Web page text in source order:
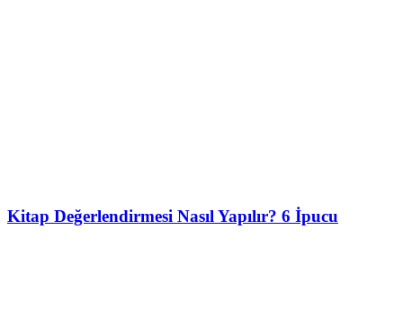
Kitap Değerlendirmesi Nasıl Yapılır? 6 İpucu